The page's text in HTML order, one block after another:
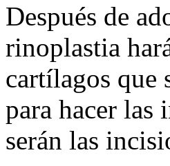
Después de
rinoplastia
cartílagos que
para hacer las
serán las